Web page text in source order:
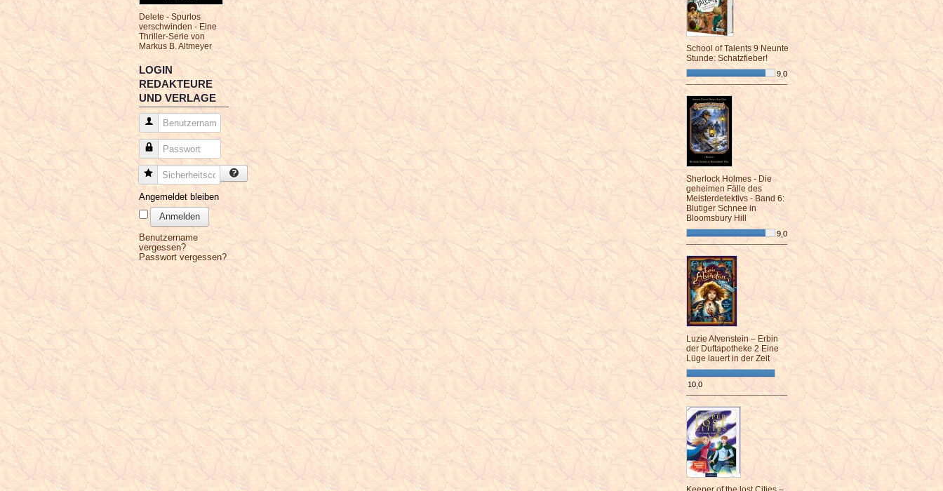
Delete - Spurlos
verschwinden - Eine
Thriller-Serie von
Markus B. Altmeyer
LOGIN
REDAKTEURE
UND VERLAGE
Benutzername
Passwort
Sicherheitscode
Angemeldet bleiben
Anmelden
Benutzername
vergessen?
Passwort vergessen?
School of Talents 9 Neunte
Stunde: Schatzfieber!
9,0
¯¯¯¯¯¯¯¯¯¯¯¯¯¯¯¯¯¯¯¯¯¯¯¯
Sherlock Holmes - Die
geheimen Fälle des
Meisterdetektivs - Band 6:
Blutiger Schnee in
Bloomsbury Hill
9,0
¯¯¯¯¯¯¯¯¯¯¯¯¯¯¯¯¯¯¯¯¯¯¯¯
Luzie Alvenstein – Erbin
der Duftapotheke 2 Eine
Lüge lauert in der Zeit
10,0
¯¯¯¯¯¯¯¯¯¯¯¯¯¯¯¯¯¯¯¯¯¯¯¯